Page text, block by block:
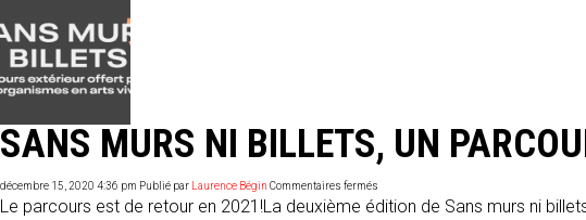
SANS MURS NI BILLETS, UN
décembre 15, 2020 4:36 pm Publié par Laurence Bégin Commentaires fermés
Sans
murs
Le parcours est de retour en 2021!La deuxième édition de Sans murs ni